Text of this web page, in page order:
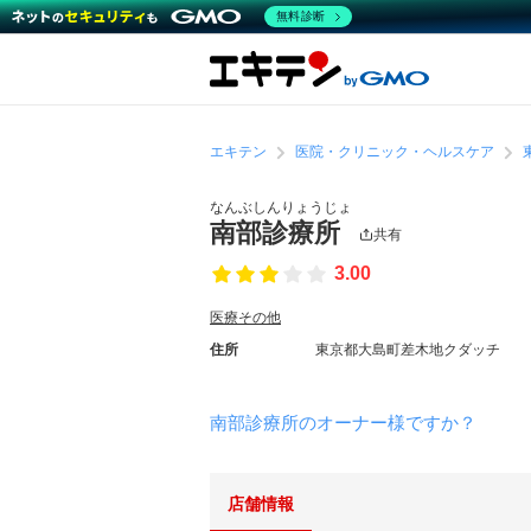
エキテン 医院・クリニック・ヘルスケア
なんぶしんりょうじょ
南部診療所 共有
3.00
医療その他
住所
東京都大島町差木地クダッチ
南部診療所のオーナー様ですか？
店舗情報
無料診断